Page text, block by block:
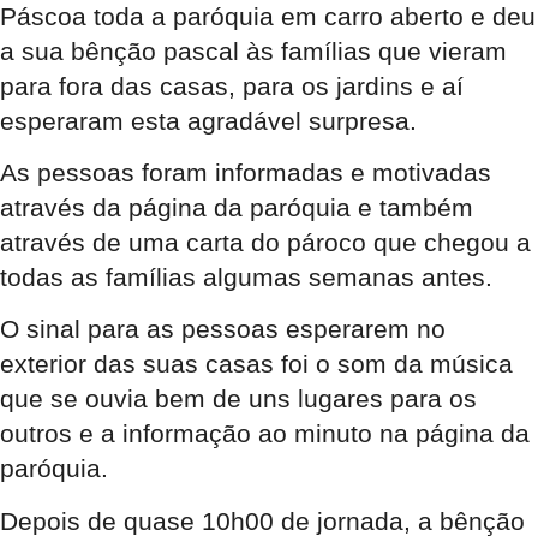
Páscoa toda a paróquia em carro aberto e deu
a sua bênção pascal às famílias que vieram
para fora das casas, para os jardins e aí
esperaram esta agradável surpresa.
As pessoas foram informadas e motivadas
através da página da paróquia e também
através de uma carta do pároco que chegou a
todas as famílias algumas semanas antes.
O sinal para as pessoas esperarem no
exterior das suas casas foi o som da música
que se ouvia bem de uns lugares para os
outros e a informação ao minuto na página da
paróquia.
Depois de quase 10h00 de jornada, a bênção